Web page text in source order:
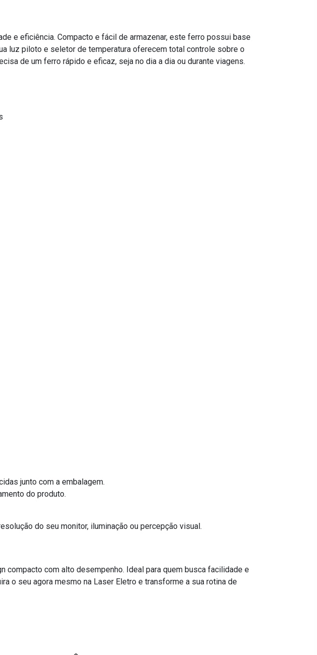
e eficiência. Compacto e fácil de armazenar, este ferro possui base
luz piloto e seletor de temperatura oferecem total controle sobre o
de um ferro rápido e eficaz, seja no dia a dia ou durante viagens.
junto com a embalagem.
do produto.
do seu monitor, iluminação ou percepção visual.
compacto com alto desempenho. Ideal para quem busca facilidade e
o seu agora mesmo na Laser Eletro e transforme a sua rotina de